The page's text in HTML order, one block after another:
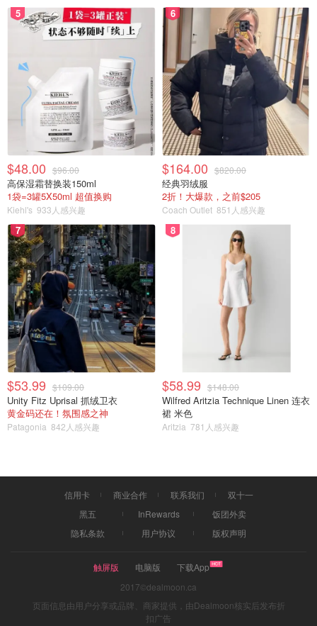
2022卡塔尔世界积分榜
A组：卡塔尔 | 厄瓜多尔 | 塞内加尔 | 荷兰
A组
排名 国家 胜-平-负
塞内加尔 2-0-1 +1
厄瓜多尔 1-1-1 +1
卡塔尔 0-0-3 -6
B组：英格兰 | 伊朗| 美国 | 威尔士
5
$48.00 $96.00
高保湿霜替换装150ml
1袋=3罐5X50ml 超值换购
Kiehl's 933人感兴趣
6
$164.00 $820.00
经典羽绒服
2折！大爆款，之前$205
Coach Outlet 851人感兴趣
7
$53.99 $109.00
Unity Fitz Uprisal 抓绒卫衣
黄金码还在！氛围感之神
Patagonia 842人感兴趣
8
$58.99 $148.00
Wilfred Aritzia Technique Linen 连衣
裙 米色
Aritzia 781人感兴趣
信用卡 商业合作 联系我们
双十一
黑五
InRewards
饭团外卖
隐私条款
用户协议 版权声明
触屏版 电脑版
下载App
2017©dealmoon.ca
页面信息由用户分享或品牌、商家提供，由Dealmoon核实后发布折
扣广告